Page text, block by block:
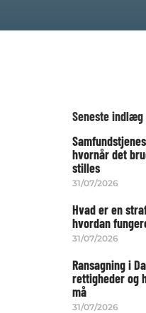
Seneste indlæg
hvornår det
stilles
31/07/2026
Hvad er en
hvordan
31/07/2026
Ransagning i
rettigheder og
må
31/07/2026